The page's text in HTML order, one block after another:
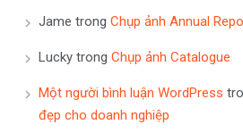
Jame trong Chụp ảnh Annual
Lucky trong Chụp ảnh Catalogue
Một người bình luận WordPress
đẹp cho doanh nghiệp